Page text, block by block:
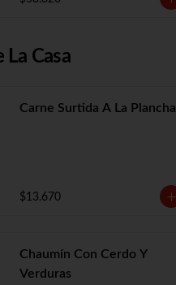
La Casa
Carne Surtida A La Plancha
$13.670
Chaumín Con Cerdo Y
Verduras